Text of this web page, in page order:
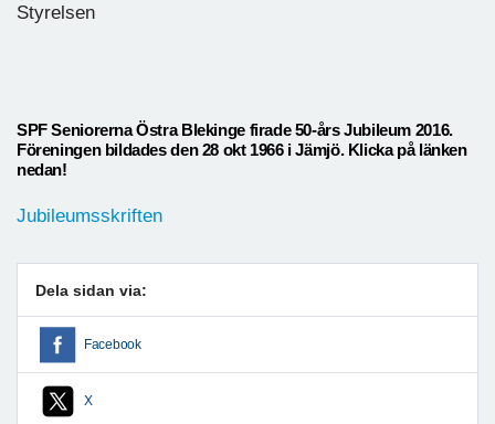
Styrelsen
SPF Seniorerna Östra Blekinge firade 50-års Jubileum 2016.
Föreningen bildades den 28 okt 1966 i Jämjö. Klicka på länken
nedan!
Jubileumsskriften
Dela sidan via:
Facebook
X